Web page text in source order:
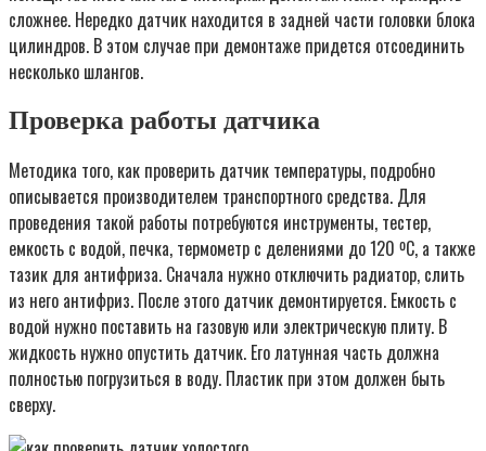
сложнее. Нередко датчик находится в задней части головки блока
цилиндров. В этом случае при демонтаже придется отсоединить
несколько шлангов.
Проверка работы датчика
Методика того, как проверить датчик температуры, подробно
описывается производителем транспортного средства. Для
проведения такой работы потребуются инструменты, тестер,
емкость с водой, печка, термометр с делениями до 120 ºС, а также
тазик для антифриза. Сначала нужно отключить радиатор, слить
из него антифриз. После этого датчик демонтируется. Емкость с
водой нужно поставить на газовую или электрическую плиту. В
жидкость нужно опустить датчик. Его латунная часть должна
полностью погрузиться в воду. Пластик при этом должен быть
сверху.